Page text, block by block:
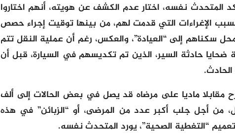
المتحدث نفسه، اختار عدم الكشف عن هويته، أنهم اختاروا
بسبب الإغراءات التي قدمت لهم، من بينها توقيت إجراء حصص
محل سكناهم إلى “العيادة”، والعكس، رغم أن عملية النقل تتم
حادثة السير، الذين تم تكديسهم في السيارة، قبل أن
ماديا على مرضاه قد يصل في بعض الحالات إلى ألف
من أجل جلب أكبر عدد من المرضى، أو “الزبائن” في هذه
“التغطية الصحية”، يورد المتحدث نفسه.